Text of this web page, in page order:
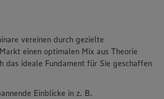
vereinen durch gezielte
einen optimalen Mix aus Theorie
das ideale Fundament für Sie geschaffen
Einblicke in z. B.